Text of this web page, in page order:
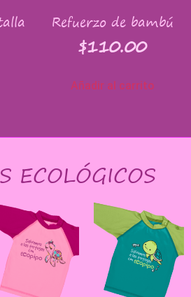
Refuerzo de bambú
$110.00
Añadir al carrito
ECOLÓGICOS